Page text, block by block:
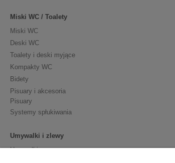
Miski WC / Toalety
Miski WC
Deski WC
Toalety i deski myjące
Kompakty WC
Bidety
Pisuary i akcesoria
Pisuary
Systemy spłukiwania
Umywalki i zlewy
Umywalki